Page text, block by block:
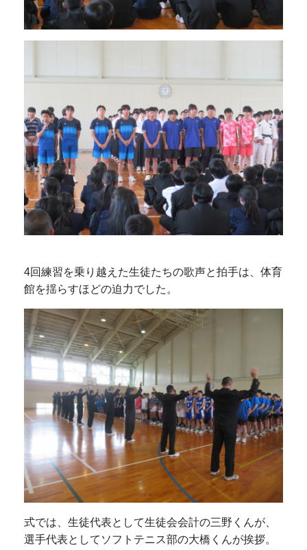
4回練習を乗り越えた生徒たちの歌声と拍手は、体育
館を揺らすほどの迫力でした。
式では、生徒代表として生徒会会計の三野くんが、
選手代表としてソフトテニス部の大橋くんが挨拶。